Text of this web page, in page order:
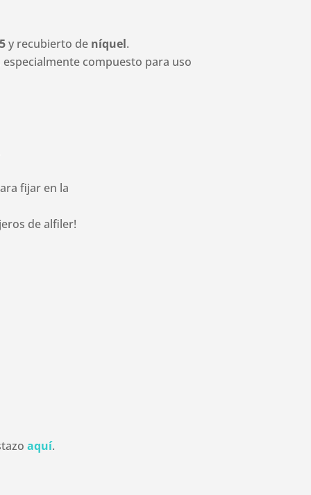
y recubierto de níquel.
especialmente compuesto para uso
fijar en la
de alfiler!
aquí.